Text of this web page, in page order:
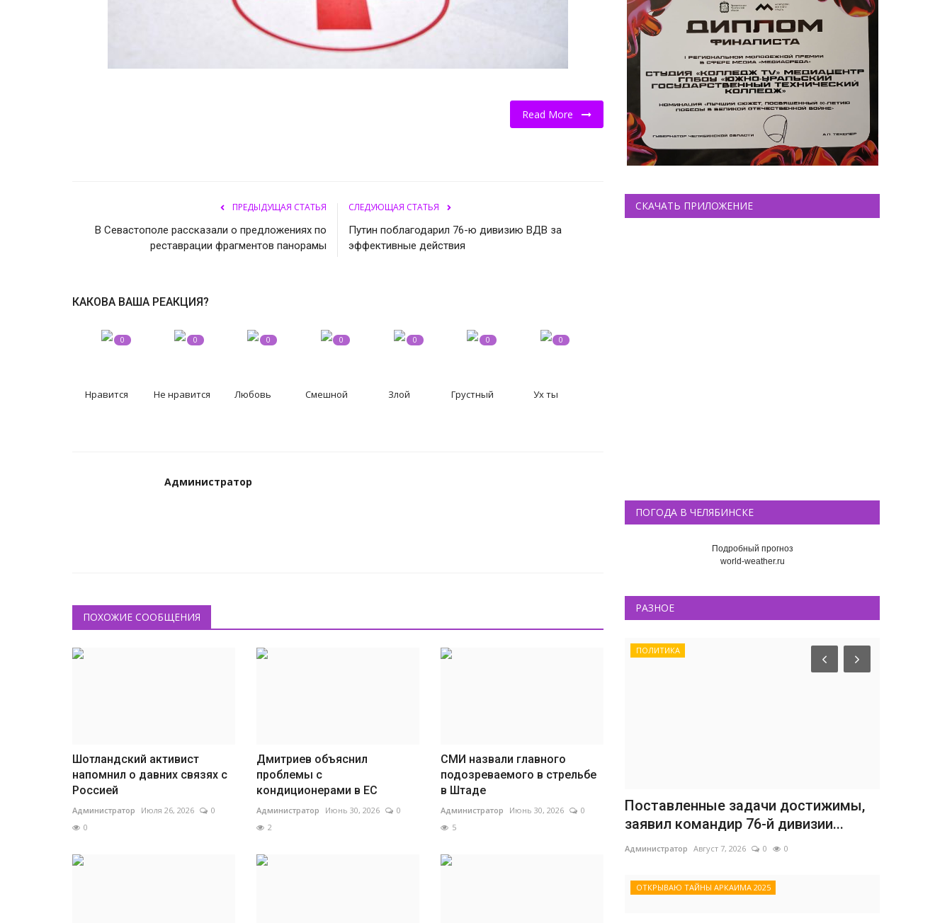
Read More
ПРЕДЫДУЩАЯ СТАТЬЯ
В Севастополе рассказали о предложениях по
реставрации фрагментов панорамы
СЛЕДУЮЩАЯ СТАТЬЯ
Путин поблагодарил 76-ю дивизию ВДВ за
эффективные действия
КАКОВА ВАША РЕАКЦИЯ?
0
Нравится
0
Не нравится
0
Любовь
0
Смешной
0
Злой
0
Грустный
0
Ух ты
Администратор
ПОХОЖИЕ СООБЩЕНИЯ
Шотландский активист
напомнил о давних связях с
Россией
Администратор Июля 26, 2026
0
0
Дмитриев объяснил
проблемы с
кондиционерами в ЕС
Администратор Июнь 30, 2026
0
2
СМИ назвали главного
подозреваемого в стрельбе
в Штаде
Администратор Июнь 30, 2026
0
5
СКАЧАТЬ ПРИЛОЖЕНИЕ
ПОГОДА В ЧЕЛЯБИНСКЕ
Подробный прогноз
world-weather.ru
РАЗНОЕ
ПОЛИТИКА
Поставленные задачи достижимы,
заявил командир 76-й дивизии...
Администратор Август 7, 2026 0 0
ОТКРЫВАЮ ТАЙНЫ АРКАИМА 2025